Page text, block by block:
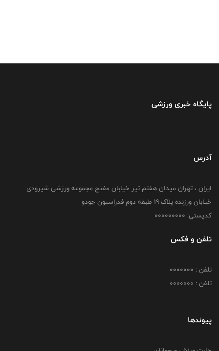
پایگاه خبری ورزشی
آدرس
ایران ، تهران میدان هفتم تیر خیابان مفتح مجموعه ورزشی شیرودی
خیابان ورزنده پلاک ۱۹ طبقه دوم فدراسیون جودو
کدپستی: 000000000
تلفن و فکس
تلفن : 0000000
تلفن : 0000000
پیوندها